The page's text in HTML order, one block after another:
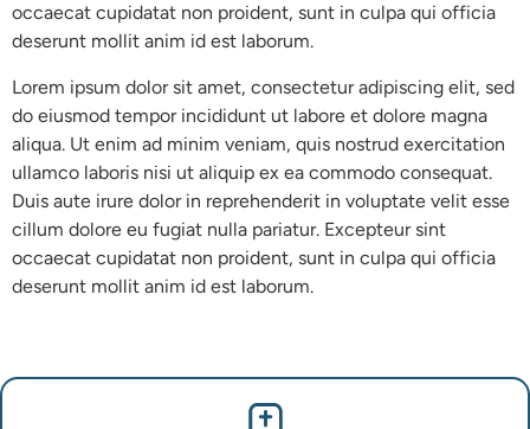
occaecat cupidatat non proident, sunt in culpa qui officia
deserunt mollit anim id est laborum.
Lorem ipsum dolor sit amet, consectetur adipiscing elit, sed
do eiusmod tempor incididunt ut labore et dolore magna
aliqua. Ut enim ad minim veniam, quis nostrud exercitation
ullamco laboris nisi ut aliquip ex ea commodo consequat.
Duis aute irure dolor in reprehenderit in voluptate velit esse
cillum dolore eu fugiat nulla pariatur. Excepteur sint
occaecat cupidatat non proident, sunt in culpa qui officia
deserunt mollit anim id est laborum.